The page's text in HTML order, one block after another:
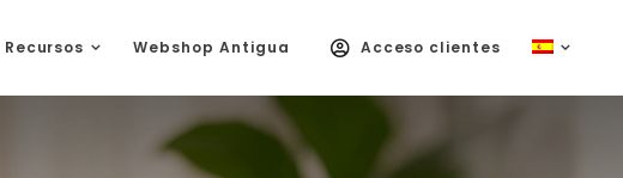
Recursos Webshop Antigua Acceso clientes